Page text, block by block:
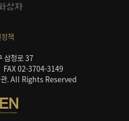
책
삼청로 37
FAX 02-3704-3149
. All Rights Reserved